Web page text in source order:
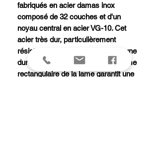
fabriqués en acier damas inox
composé de 32 couches et d'un
noyau central en acier VG-10. Cet
acier très dur, particulièrement
résistant à la corrosion, possède une
dureté Rockwell de 61+/- 1. La forme
rectangulaire de la lame garantit une